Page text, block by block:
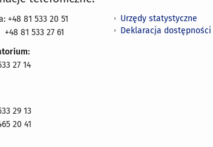
+48 81 533 20 51
+48 81 533 27 61
27 14
29 13
20 41
Urzędy statystyczne
Deklaracja dostępności